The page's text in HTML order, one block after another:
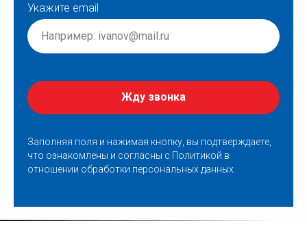
Укажите email
Жду звонка
Заполняя поля и нажимая кнопку, вы подтверждаете,
что ознакомлены и согласны с Политикой в
отношении обработки персональных данных